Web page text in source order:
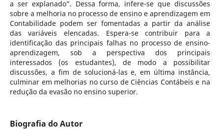
a ser explanado”. Dessa forma, infere-se que discussões
sobre a melhoria no processo de ensino e aprendizagem em
Contabilidade podem ser fomentadas a partir da análise
das variáveis elencadas. Espera-se contribuir para a
identificação das principais falhas no processo de ensino-
aprendizagem, sob a perspectiva dos principais
interessados (os estudantes), de modo a possibilitar
discussões, a fim de solucioná-las e, em última instância,
culminar em melhorias no curso de Ciências Contábeis e na
redução da evasão no ensino superior.
Biografia do Autor